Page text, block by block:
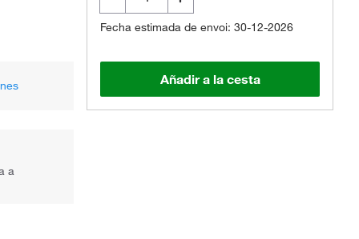
a
Fecha estimada de envoi: 30-12-2026
Añadir a la cesta